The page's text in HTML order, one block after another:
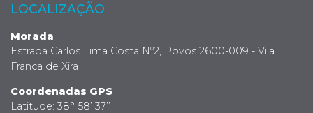
LOCALIZAÇÃO
Morada
Estrada Carlos Lima Costa Nº2, Povos 2600-009 - Vila
Franca de Xira
Coordenadas GPS
Latitude: 38° 58’ 37’’